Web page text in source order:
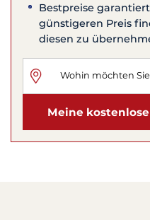
Bestpreise
günstigeren Preis
diesen zu
Meine